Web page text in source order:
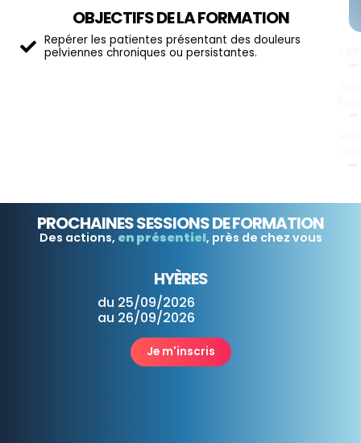
OBJECTIFS DE LA FORMATION
Repérer les patientes présentant des douleurs
pelviennes chroniques ou persistantes.
PROCHAINES SESSIONS DE FORMATION
Des actions, en présentiel, près de chez vous
HYÈRES
du 25/09/2026
au 26/09/2026
Je m'inscris